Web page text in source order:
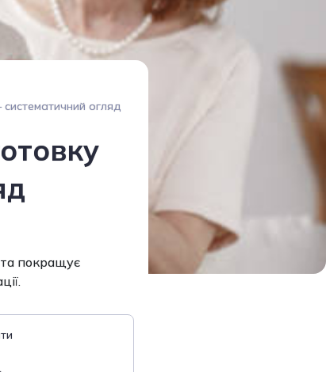
огляд
покращує